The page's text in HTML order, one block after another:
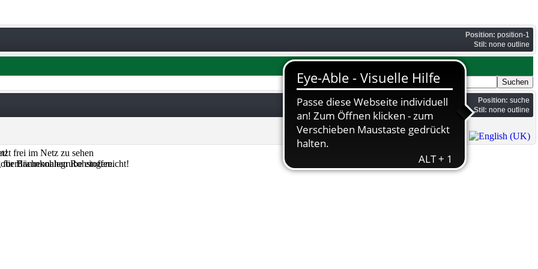
Position: position-1
Stil: none outline
Suchen ...
Position: suche
Stil: none outline
frei im Netz zu sehen
Rohstoffen.
für Braunkohlegrube eingereicht!